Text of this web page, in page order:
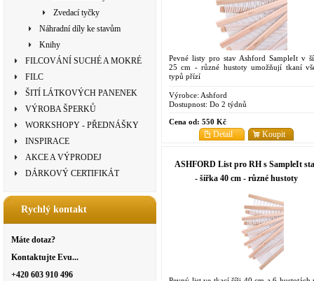
Zvedací tyčky
Náhradní díly ke stavům
Knihy
FILCOVÁNÍ SUCHÉ A MOKRÉ
FILC
ŠITÍ LÁTKOVÝCH PANENEK
VÝROBA ŠPERKŮ
WORKSHOPY - PŘEDNÁŠKY
INSPIRACE
AKCE A VÝPRODEJ
DÁRKOVÝ CERTIFIKÁT
Rychlý kontakt
Máte dotaz?
Kontaktujte Evu...
+420 603 910 496
Pevné listy pro stav Ashford SampleIt v
25 cm - různé hustoty umožňují tkaní
typů přízí
Výrobce: Ashford
Dostupnost: Do 2 týdnů
Cena od: 550 Kč
Koupit
Detail
ASHFORD List pro RH s SampleIt
- šířka 40 cm - různé hustoty